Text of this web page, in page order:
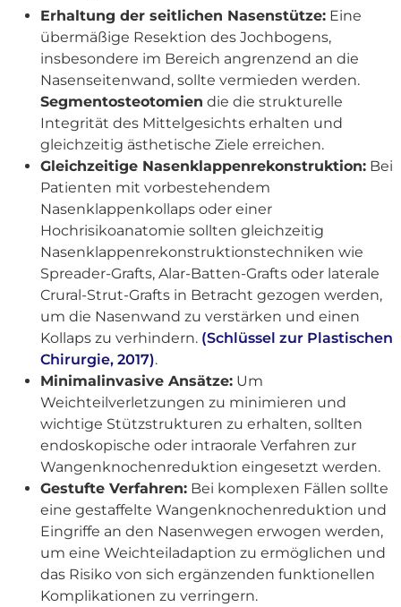
Erhaltung der seitlichen Nasenstütze: Eine
übermäßige Resektion des Jochbogens,
insbesondere im Bereich angrenzend an die
Nasenseitenwand, sollte vermieden werden.
Segmentosteotomien die die strukturelle
Integrität des Mittelgesichts erhalten und
gleichzeitig ästhetische Ziele erreichen.
Gleichzeitige Nasenklappenrekonstruktion: Bei
Patienten mit vorbestehendem
Nasenklappenkollaps oder einer
Hochrisikoanatomie sollten gleichzeitig
Nasenklappenrekonstruktionstechniken wie
Spreader-Grafts, Alar-Batten-Grafts oder laterale
Crural-Strut-Grafts in Betracht gezogen werden,
um die Nasenwand zu verstärken und einen
Kollaps zu verhindern. (Schlüssel zur Plastischen
Chirurgie, 2017).
Minimalinvasive Ansätze: Um
Weichteilverletzungen zu minimieren und
wichtige Stützstrukturen zu erhalten, sollten
endoskopische oder intraorale Verfahren zur
Wangenknochenreduktion eingesetzt werden.
Gestufte Verfahren: Bei komplexen Fällen sollte
eine gestaffelte Wangenknochenreduktion und
Eingriffe an den Nasenwegen erwogen werden,
um eine Weichteiladaption zu ermöglichen und
das Risiko von sich ergänzenden funktionellen
Komplikationen zu verringern.